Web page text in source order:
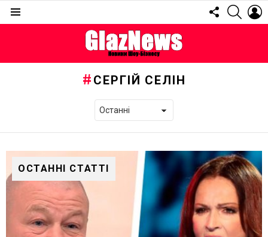
FOLLOW
US
СЕРГІЙ СЕЛІН
ОСТАННІ СТАТТІ